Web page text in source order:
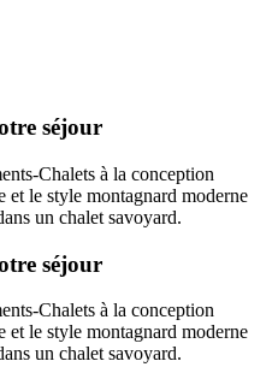
séjour
Chalets à la conception
et le style montagnard moderne
un chalet savoyard.
séjour
Chalets à la conception
et le style montagnard moderne
un chalet savoyard.